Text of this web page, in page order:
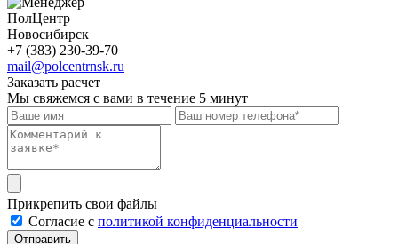
ПолЦентр
Новосибирск
+7 (383) 230-39-70
mail@polcentrnsk.ru
Заказать расчет
Мы свяжемся с вами в течение 5 минут
Прикрепить свои файлы
Cогласие с политикой конфиденциальности
Отправить